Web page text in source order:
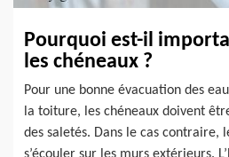
Pourquoi est-il
les chéneaux ?
Pour une bonne évacuation des
la toiture, les chéneaux doivent
des saletés. Dans le cas contraire,